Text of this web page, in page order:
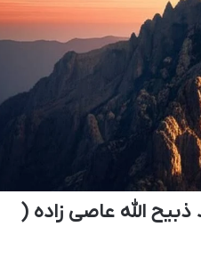
الله عاصی زاده (